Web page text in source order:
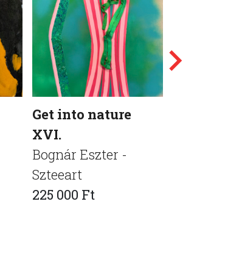
Get into nature
XVI.
Bognár Eszter -
Szteeart
225 000 Ft